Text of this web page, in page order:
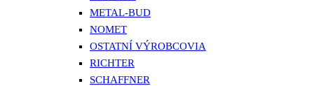
METAL-BUD
NOMET
OSTATNÍ VÝROBCOVIA
RICHTER
SCHAFFNER